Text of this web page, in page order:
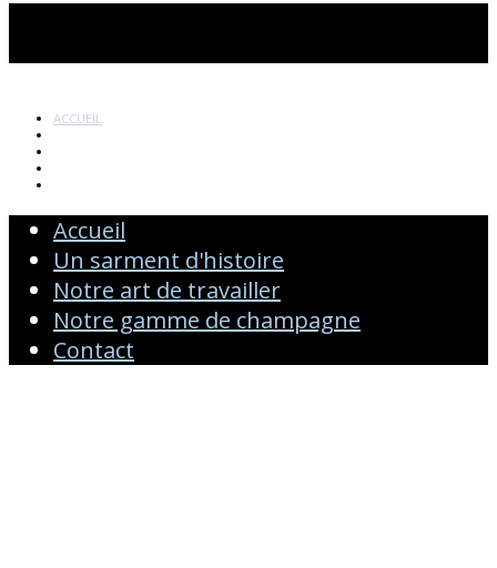
ACCUEIL
Accueil
Un sarment d'histoire
Notre art de travailler
Notre gamme de champagne
Contact